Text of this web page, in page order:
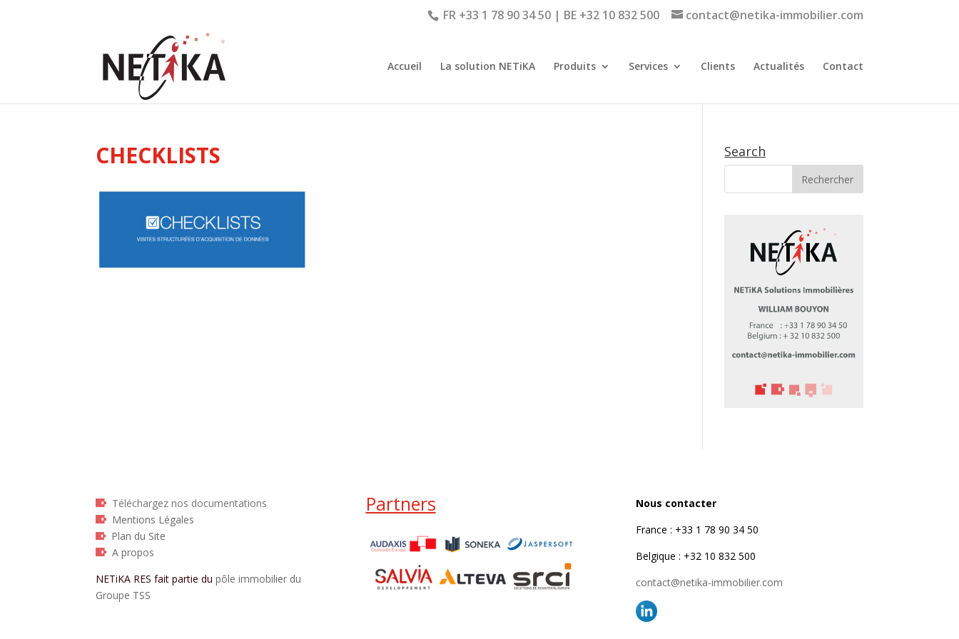
FR +33 1 78 90 34 50 | BE +32 10 832 500 contact@netika-immobilier.com
Accueil La solution NETiKA Produits Services Clients Actualités Contact
CHECKLISTS Search
Téléchargez nos documentations
Mentions Légales
Plan du Site
A propos
NETiKA RES fait partie du pôle immobilier du
Groupe TSS
Partners
Nous contacter
France : +33 1 78 90 34 50
Belgique : +32 10 832 500
contact@netika-immobilier.com